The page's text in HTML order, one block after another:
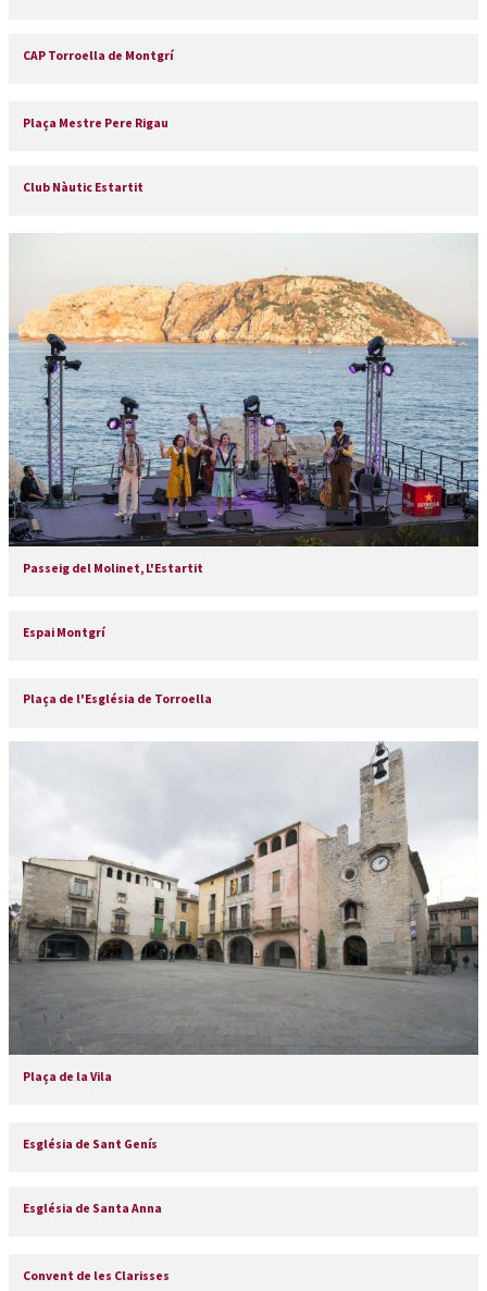
CAP Torroella de Montgrí
Plaça Mestre Pere Rigau
Club Nàutic Estartit
Passeig del Molinet, L'Estartit
Espai Montgrí
Plaça de l'Església de Torroella
Plaça de la Vila
Església de Sant Genís
Església de Santa Anna
Convent de les Clarisses